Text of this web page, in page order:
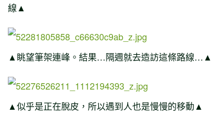
線▲
▲眺望筆架連峰。結果…隔週就去造訪這條路線…▲
▲似乎是正在脫皮，所以遇到人也是慢慢的移動▲